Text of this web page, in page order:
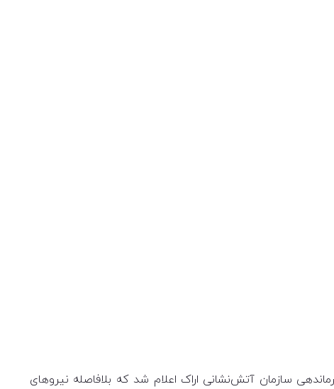
پژو ۲۰۶ در خیابان خرم، کوچه افتخار به ستاد فرماندهی سازمان آتش‌نشانی اراک اعلام شد که بلافاصله نیروهای